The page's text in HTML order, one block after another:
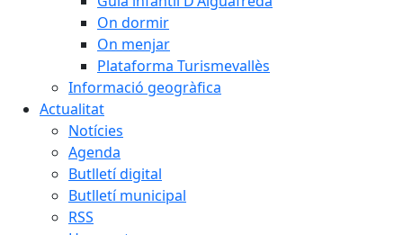
On dormir
On menjar
Plataforma Turismevallès
Informació geogràfica
Actualitat
Notícies
Agenda
Butlletí digital
Butlletí municipal
RSS